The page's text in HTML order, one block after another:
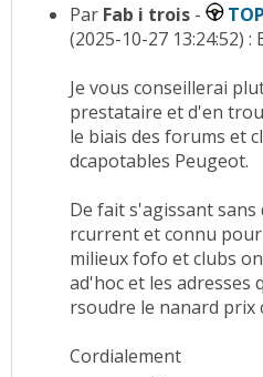
Par Fab i trois -
(2025-10-27 13:24:52) :
Je vous conseillerai
prestataire et d'en
le biais des forums et
dcapotables Peugeot.
De fait s'agissant
rcurrent et connu pour
milieux fofo et clubs
ad'hoc et les adresses
rsoudre le nanard prix
Cordialement